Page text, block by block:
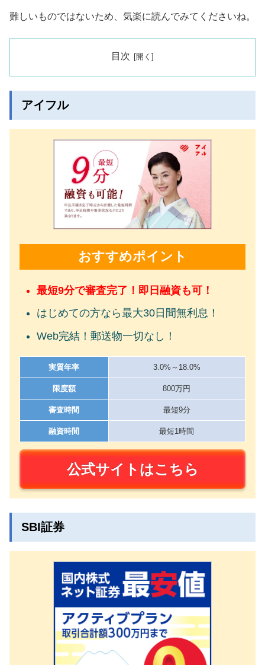
難しいものではないため、気楽に読んでみてくださいね。
目次
アイフル
おすすめポイント
最短9分で審査完了！即日融資も可！
はじめての方なら最大30日間無利息！
Web完結！郵送物一切なし！
実質年率 3.0%～18.0%
限度額 800万円
審査時間 最短9分
融資時間 最短1時間
公式サイトはこちら
SBI証券